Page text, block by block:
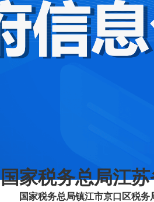
国家税务总局江
国家税务总局镇江市京口区税务